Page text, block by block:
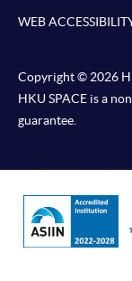
WEB
Copyright © 2026
HKU SPACE is a
guarantee.